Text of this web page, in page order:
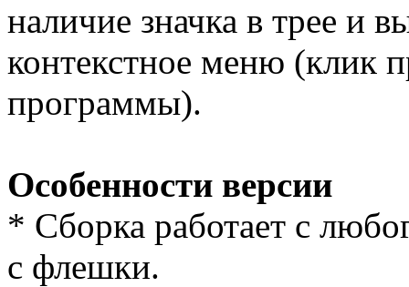
наличие значка в трее и
контекстное меню (клик
программы).
Особенности версии
* Cборка работает с
с флешки.